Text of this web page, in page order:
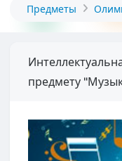
Предметы
предмету